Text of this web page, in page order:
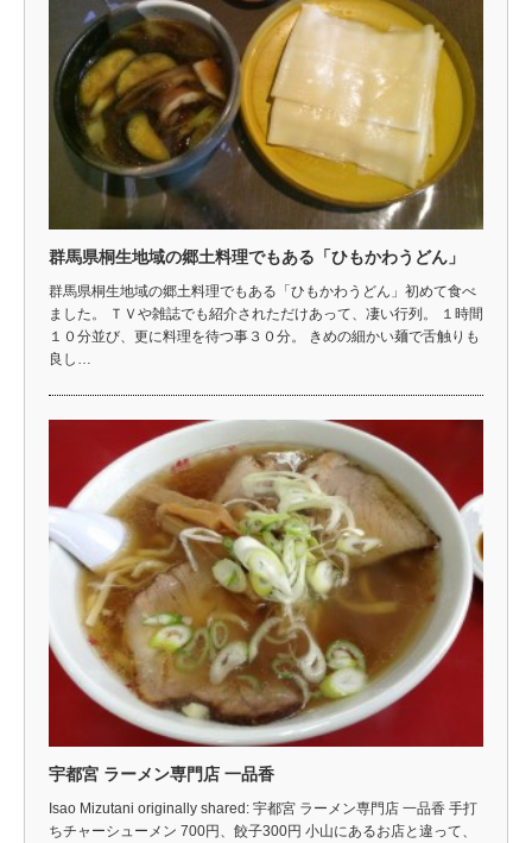
群馬県桐生地域の郷土料理でもある「ひもかわうどん」
群馬県桐生地域の郷土料理でもある「ひもかわうどん」初めて食べ
ました。 ＴＶや雑誌でも紹介されただけあって、凄い行列。 １時間
１０分並び、更に料理を待つ事３０分。 きめの細かい麺で舌触りも
良し…
宇都宮 ラーメン専門店 一品香
Isao Mizutani originally shared: 宇都宮 ラーメン専門店 一品香 手打
ちチャーシューメン 700円、餃子300円 小山にあるお店と違って、